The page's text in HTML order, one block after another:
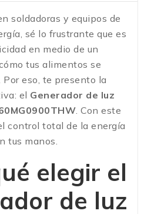
soldadoras y equipos de
sé lo frustrante que es
en medio de un
tus alimentos se
Por eso, te presento la
el Generador de luz
. Con este
control total de la energía
tus manos.
elegir el
de luz